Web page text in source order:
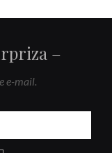
e-mail.